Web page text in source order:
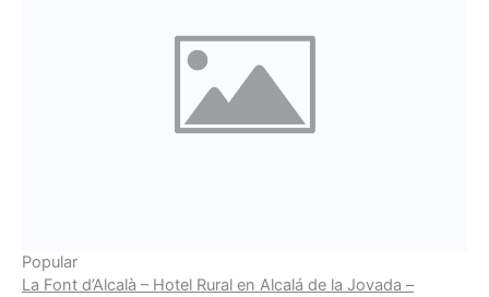
Popular
La Font d’Alcalà – Hotel Rural en Alcalá de la Jovada –